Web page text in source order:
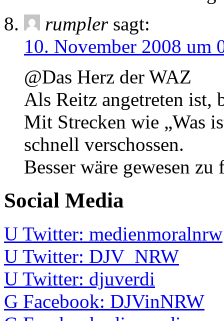
rumpler sagt:
10. November 2008 um
@Das Herz der WAZ
Als Reitz angetreten ist,
Mit Strecken wie „Was
schnell verschossen.
Besser wäre gewesen
Social Media
U Twitter: medienmoralnrw
U Twitter: DJV_NRW
U Twitter: djuverdi
G Facebook: DJVinNRW